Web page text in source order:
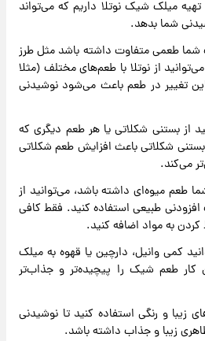
تهیه میلک شیک نوتلا داریم که می‌تواند
شما بدهد.
طعمی متفاوت داشته باشد مثل طرز
از نوتلا با طعم‌های مختلف (مثلا
تغییر در طعم باعث می‌شود نوشیدنی
از بستنی شکلاتی یا هر طعم دیگری که
شکلاتی باعث افزایش طعم شکلاتی
می‌کند.
طعم میوه‌ای داشته باشد، می‌توانید از
طبیعی استفاده کنید. فقط کافی
به مواد اضافه کنید.
کمی وانیل، دارچین یا قهوه به میلک
طعم شیک را پیچیده‌تر و جذاب‌تر
زیبا و رنگی استفاده کنید تا نوشیدنی
زیبا و جذاب داشته باشد.